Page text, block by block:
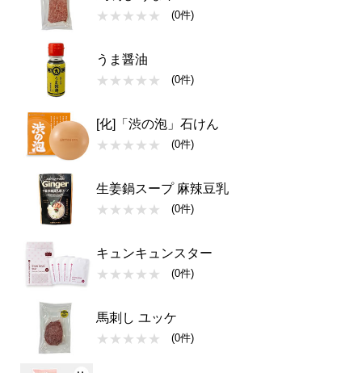
(0件)
うま醤油
(0件)
[化]「渋の泡」石けん
(0件)
生姜鍋スープ 麻辣豆乳
(0件)
キュンキュンスター
(0件)
馬刺し ユッケ
(0件)